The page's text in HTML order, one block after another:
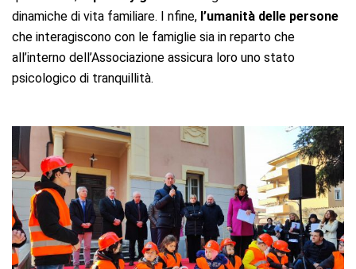
dinamiche di vita familiare. I nfine, l’umanità delle persone
che interagiscono con le famiglie sia in reparto che
all’interno dell’Associazione assicura loro uno stato
psicologico di tranquillità.